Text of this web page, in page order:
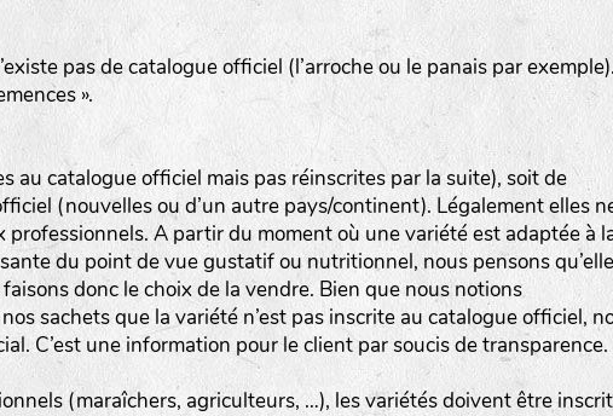
pas de catalogue officiel (l’arroche ou le panais par
».
au catalogue officiel mais pas réinscrites par la suite), soit de
(nouvelles ou d’un autre pays/continent). Légalement elles
professionnels. A partir du moment où une variété est adaptée à
du point de vue gustatif ou nutritionnel, nous pensons qu’elle
donc le choix de la vendre. Bien que nous notions
sachets que la variété n’est pas inscrite au catalogue officiel,
C’est une information pour le client par soucis de transparence.
(maraîchers, agriculteurs, …), les variétés doivent être